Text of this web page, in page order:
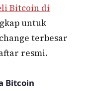
Bitcoin di
untuk
terbesar
resmi.
Bitcoin